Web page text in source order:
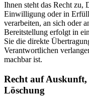
Ihnen steht das Recht zu,
Einwilligung oder in
verarbeiten, an sich oder
Bereitstellung erfolgt in
Sie die direkte
Verantwortlichen
machbar ist.
Recht auf
Löschung